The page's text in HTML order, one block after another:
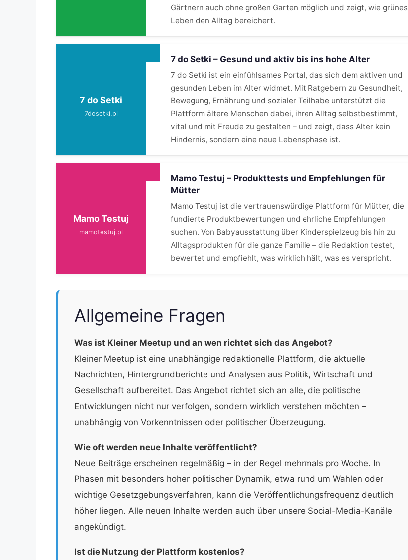
Gärtnern auch ohne großen Garten möglich und zeigt, wie grünes
Leben den Alltag bereichert.
7 do Setki
7dosetki.pl
7 do Setki – Gesund und aktiv bis ins hohe Alter
7 do Setki ist ein einfühlsames Portal, das sich dem aktiven und
gesunden Leben im Alter widmet. Mit Ratgebern zu Gesundheit,
Bewegung, Ernährung und sozialer Teilhabe unterstützt die
Plattform ältere Menschen dabei, ihren Alltag selbstbestimmt,
vital und mit Freude zu gestalten – und zeigt, dass Alter kein
Hindernis, sondern eine neue Lebensphase ist.
Mamo Testuj
mamotestuj.pl
Mamo Testuj – Produkttests und Empfehlungen für
Mütter
Mamo Testuj ist die vertrauenswürdige Plattform für Mütter, die
fundierte Produktbewertungen und ehrliche Empfehlungen
suchen. Von Babyausstattung über Kinderspielzeug bis hin zu
Alltagsprodukten für die ganze Familie – die Redaktion testet,
bewertet und empfiehlt, was wirklich hält, was es verspricht.
Allgemeine Fragen
Was ist Kleiner Meetup und an wen richtet sich das Angebot?
Kleiner Meetup ist eine unabhängige redaktionelle Plattform, die aktuelle
Nachrichten, Hintergrundberichte und Analysen aus Politik, Wirtschaft und
Gesellschaft aufbereitet. Das Angebot richtet sich an alle, die politische
Entwicklungen nicht nur verfolgen, sondern wirklich verstehen möchten –
unabhängig von Vorkenntnissen oder politischer Überzeugung.
Wie oft werden neue Inhalte veröffentlicht?
Neue Beiträge erscheinen regelmäßig – in der Regel mehrmals pro Woche. In
Phasen mit besonders hoher politischer Dynamik, etwa rund um Wahlen oder
wichtige Gesetzgebungsverfahren, kann die Veröffentlichungsfrequenz deutlich
höher liegen. Alle neuen Inhalte werden auch über unsere Social-Media-Kanäle
angekündigt.
Ist die Nutzung der Plattform kostenlos?